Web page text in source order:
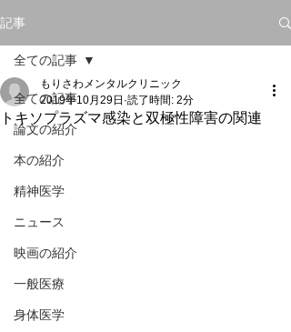
記事
全ての記事
論文の紹介
本の紹介
精神医学
ニュース
映画の紹介
一般医療
身体医学
全ての記事
トキソプラズマ感染と双極性障害の関連
もりさわメンタルクリニック
2019年10月29日 読了時間: 2分